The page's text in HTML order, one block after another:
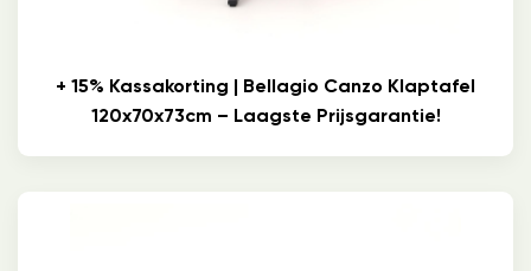
+ 15% Kassakorting | Bellagio Canzo Klaptafel
120x70x73cm – Laagste Prijsgarantie!